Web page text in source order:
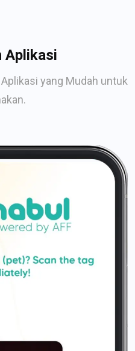
Aplikasi
yang Mudah untuk